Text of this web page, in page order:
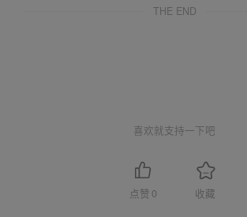
送给她老人家，如果不喜欢了就得重写，真
表情一定是想哭。
头这么快就发霉长毛了。”
THE END
喜欢就支持一下吧
点赞 0 收藏